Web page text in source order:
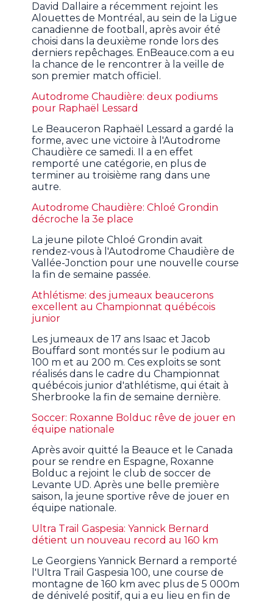
David Dallaire a récemment rejoint les
Alouettes de Montréal, au sein de la Ligue
canadienne de football, après avoir été
choisi dans la deuxième ronde lors des
derniers repêchages. EnBeauce.com a eu
la chance de le rencontrer à la veille de
son premier match officiel.
Autodrome Chaudière: deux podiums
pour Raphaël Lessard
Le Beauceron Raphaël Lessard a gardé la
forme, avec une victoire à l'Autodrome
Chaudière ce samedi. Il a en effet
remporté une catégorie, en plus de
terminer au troisième rang dans une
autre.
Autodrome Chaudière: Chloé Grondin
décroche la 3e place
La jeune pilote Chloé Grondin avait
rendez-vous à l'Autodrome Chaudière de
Vallée-Jonction pour une nouvelle course
la fin de semaine passée.
Athlétisme: des jumeaux beaucerons
excellent au Championnat québécois
junior
Les jumeaux de 17 ans Isaac et Jacob
Bouffard sont montés sur le podium au
100 m et au 200 m. Ces exploits se sont
réalisés dans le cadre du Championnat
québécois junior d'athlétisme, qui était à
Sherbrooke la fin de semaine dernière.
Soccer: Roxanne Bolduc rêve de jouer en
équipe nationale
Après avoir quitté la Beauce et le Canada
pour se rendre en Espagne, Roxanne
Bolduc a rejoint le club de soccer de
Levante UD. Après une belle première
saison, la jeune sportive rêve de jouer en
équipe nationale.
Ultra Trail Gaspesia: Yannick Bernard
détient un nouveau record au 160 km
Le Georgiens Yannick Bernard a remporté
l'Ultra Trail Gaspesia 100, une course de
montagne de 160 km avec plus de 5 000m
de dénivelé positif, qui a eu lieu en fin de